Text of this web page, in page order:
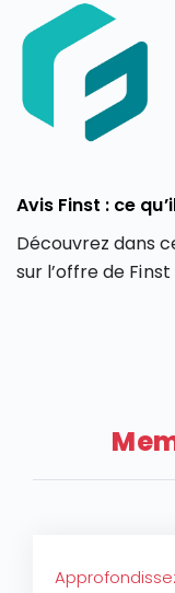
Avis Finst : ce
Découvrez dans
sur l’offre de